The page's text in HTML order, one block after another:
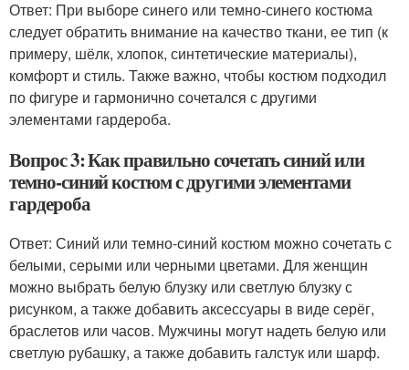
Ответ: При выборе синего или темно-синего костюма
следует обратить внимание на качество ткани, ее тип (к
примеру, шёлк, хлопок, синтетические материалы),
комфорт и стиль. Также важно, чтобы костюм подходил
по фигуре и гармонично сочетался с другими
элементами гардероба.
Вопрос 3: Как правильно сочетать синий или
темно-синий костюм с другими элементами
гардероба
Ответ: Синий или темно-синий костюм можно сочетать с
белыми, серыми или черными цветами. Для женщин
можно выбрать белую блузку или светлую блузку с
рисунком, а также добавить аксессуары в виде серёг,
браслетов или часов. Мужчины могут надеть белую или
светлую рубашку, а также добавить галстук или шарф.